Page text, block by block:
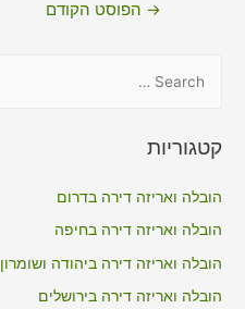
→ הפוסט הקודם
r
o
r
קטגוריות
הובלה ואריזה דירה בדרום
הובלה ואריזה דירה בחיפה
הובלה ואריזה דירה ביהודה ושומרון
הובלה ואריזה דירה בירושלים